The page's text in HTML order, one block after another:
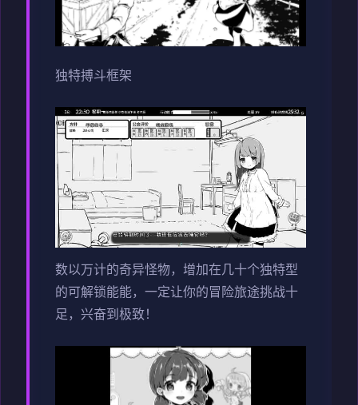
独特搏斗框架
数以万计的奇异怪物，增加在几十个独特型
的可解锁能能，一定让你的冒险旅途挑战十
足，兴奋到极致！